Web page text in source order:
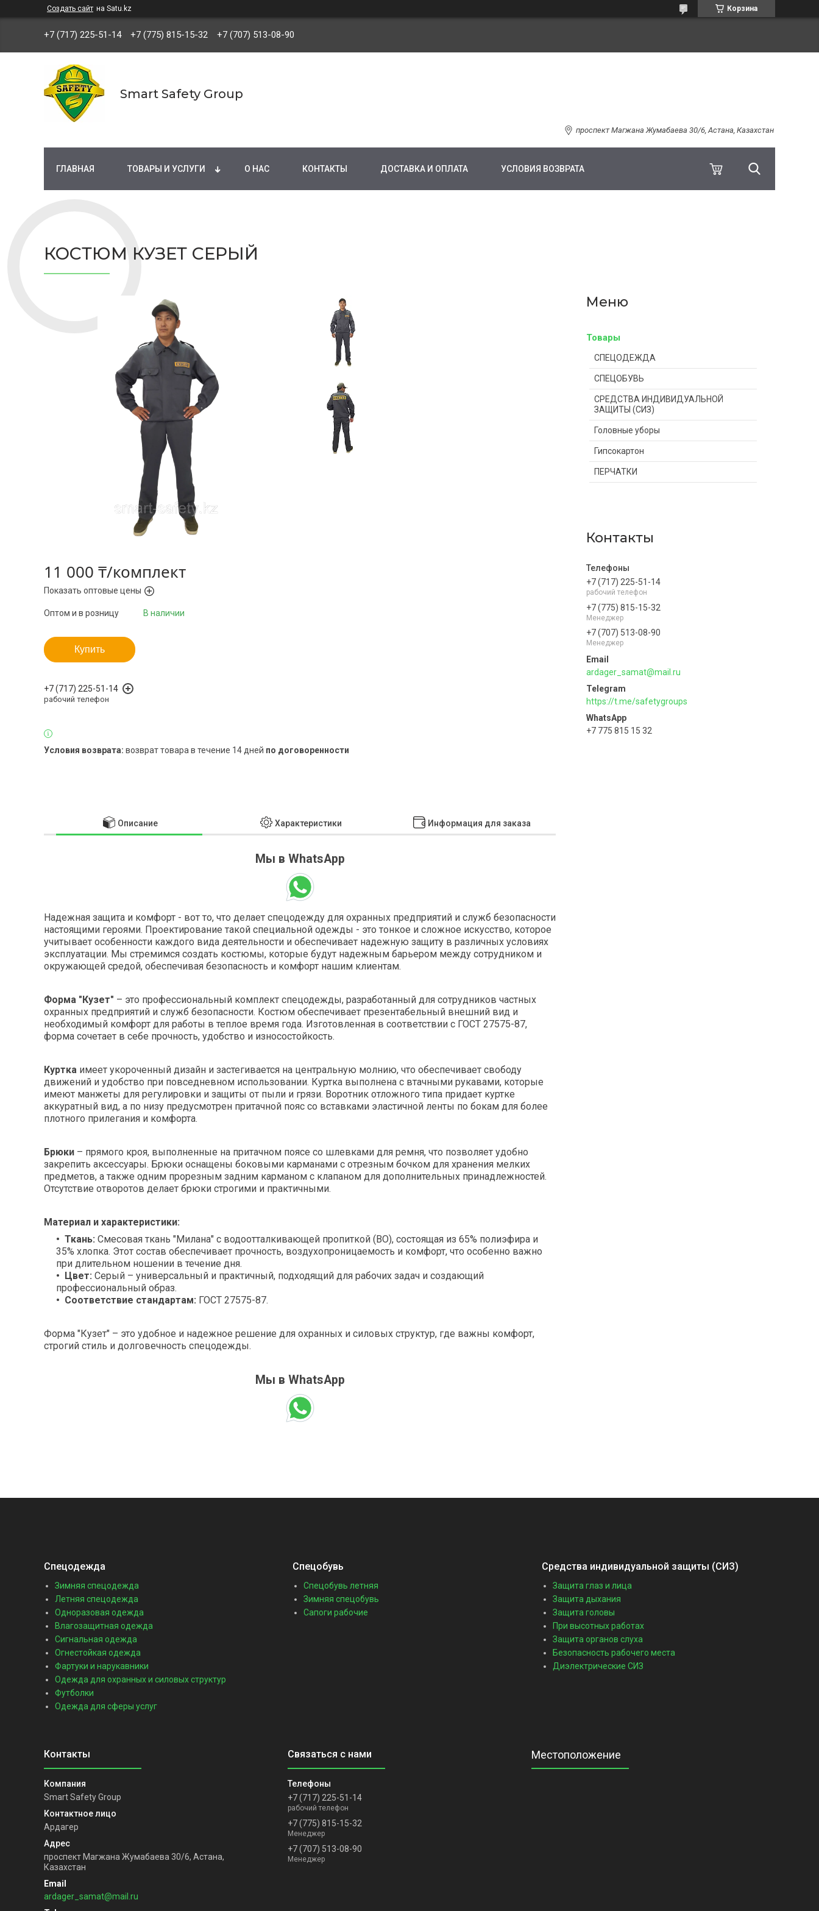
Создать сайт на Satu.kz Корзина
+7 (717) 225-51-14 +7 (775) 815-15-32 +7 (707) 513-08-90
Smart Safety Group
проспект Магжана Жумабаева 30/6, Астана, Казахстан
ГЛАВНАЯ ТОВАРЫ И УСЛУГИ О НАС КОНТАКТЫ ДОСТАВКА И ОПЛАТА УСЛОВИЯ ВОЗВРАТА
КОСТЮМ КУЗЕТ СЕРЫЙ
Товары
СПЕЦОДЕЖДА
СПЕЦОБУВЬ
СРЕДСТВА ИНДИВИДУАЛЬНОЙ
ЗАЩИТЫ (СИЗ)
Головные уборы
Гипсокартон
ПЕРЧАТКИ
Контакты
+7 (717) 225-51-14
рабочий телефон
+7 (775) 815-15-32
Менеджер
+7 (707) 513-08-90
Менеджер
ardager_samat@mail.ru
https://t.me/safetygroups
+7 775 815 15 32
11 000 ₸/комплект
Показать оптовые цены
В наличии
Оптом и в розницу
Купить
+7 (717) 225-51-14
рабочий телефон
возврат товара в течение 14 дней по договоренности
Описание Характеристики Информация для заказа
Мы в WhatsApp
Надежная защита и комфорт - вот то, что делает спецодежду для охранных предприятий и служб безопасности
настоящими героями. Проектирование такой специальной одежды - это тонкое и сложное искусство, которое
учитывает особенности каждого вида деятельности и обеспечивает надежную защиту в различных условиях
эксплуатации. Мы стремимся создать костюмы, которые будут надежным барьером между сотрудником и
окружающей средой, обеспечивая безопасность и комфорт нашим клиентам.
Форма "Кузет" – это профессиональный комплект спецодежды, разработанный для сотрудников частных
охранных предприятий и служб безопасности. Костюм обеспечивает презентабельный внешний вид и
необходимый комфорт для работы в теплое время года. Изготовленная в соответствии с ГОСТ 27575-87,
форма сочетает в себе прочность, удобство и износостойкость.
Куртка имеет укороченный дизайн и застегивается на центральную молнию, что обеспечивает свободу
движений и удобство при повседневном использовании. Куртка выполнена с втачными рукавами, которые
имеют манжеты для регулировки и защиты от пыли и грязи. Воротник отложного типа придает куртке
аккуратный вид, а по низу предусмотрен притачной пояс со вставками эластичной ленты по бокам для более
плотного прилегания и комфорта.
Брюки – прямого кроя, выполненные на притачном поясе со шлевками для ремня, что позволяет удобно
закрепить аксессуары. Брюки оснащены боковыми карманами с отрезным бочком для хранения мелких
предметов, а также одним прорезным задним карманом с клапаном для дополнительных принадлежностей.
Отсутствие отворотов делает брюки строгими и практичными.
Материал и характеристики:
Ткань: Смесовая ткань "Милана" с водоотталкивающей пропиткой (ВО), состоящая из 65% полиэфира и
35% хлопка. Этот состав обеспечивает прочность, воздухопроницаемость и комфорт, что особенно важно
при длительном ношении в течение дня.
Цвет: Серый – универсальный и практичный, подходящий для рабочих задач и создающий
профессиональный образ.
Соответствие стандартам: ГОСТ 27575-87.
Форма "Кузет" – это удобное и надежное решение для охранных и силовых структур, где важны комфорт,
строгий стиль и долговечность спецодежды.
Мы в WhatsApp
Спецодежда
Зимняя спецодежда
Летняя спецодежда
Одноразовая одежда
Влагозащитная одежда
Сигнальная одежда
Огнестойкая одежда
Фартуки и нарукавники
Одежда для охранных и силовых структур
Футболки
Одежда для сферы услуг
Спецобувь
Спецобувь летняя
Зимняя спецобувь
Сапоги рабочие
Средства индивидуальной защиты (СИЗ)
Защита глаз и лица
Защита дыхания
Защита головы
При высотных работах
Защита органов слуха
Безопасность рабочего места
Диэлектрические СИЗ
Smart Safety Group
Ардагер
проспект Магжана Жумабаева 30/6, Астана,
Казахстан
ardager_samat@mail.ru
+7 (717) 225-51-14
рабочий телефон
+7 (775) 815-15-32
Менеджер
+7 (707) 513-08-90
Менеджер